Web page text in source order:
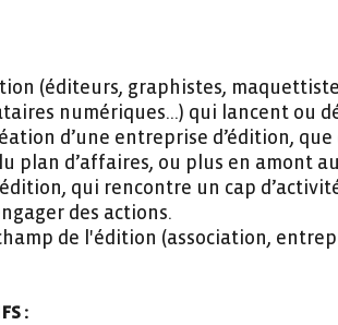
(éditeurs, graphistes,
numériques...) qui lancent ou
d’une entreprise d’édition,
plan d’affaires, ou plus en amont
qui rencontre un cap
des actions.
de l'édition (association,
: